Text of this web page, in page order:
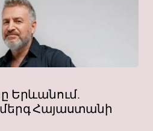
Երևանում.
Հայաստանի